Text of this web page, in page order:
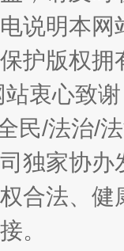
规模
说明本
护版权
衷心致
民/法治/
独家协
合法、
。